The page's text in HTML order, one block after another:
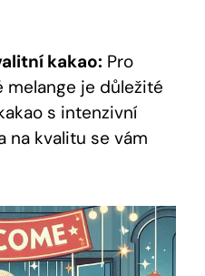
kakao: Pro
melange je důležité
s intenzivní
na kvalitu se vám